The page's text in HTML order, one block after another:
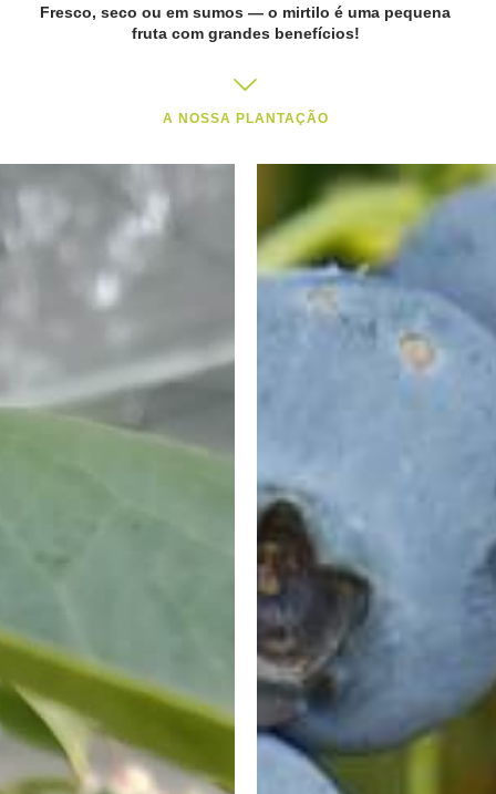
Fresco, seco ou em sumos — o mirtilo é uma pequena
fruta com grandes benefícios!
A NOSSA PLANTAÇÃO